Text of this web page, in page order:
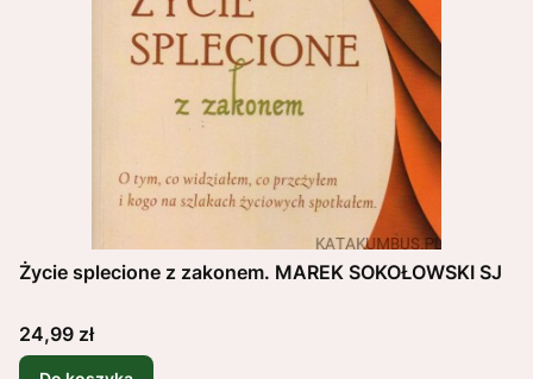
Życie splecione z zakonem. MAREK SOKOŁOWSKI SJ
Cena
24,99 zł